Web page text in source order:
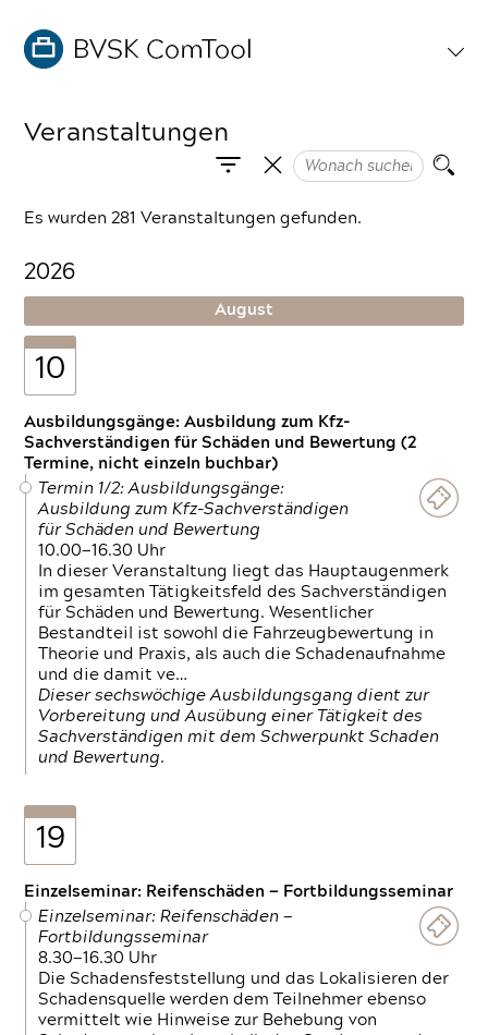
Veranstaltungen
Es wurden 281 Veranstaltungen gefunden.
2026
August
10
Ausbildungsgänge: Ausbildung zum Kfz-
Sachverständigen für Schäden und Bewertung (2
Termine, nicht einzeln buchbar)
Termin 1/2: Ausbildungsgänge:
Ausbildung zum Kfz-Sachverständigen
für Schäden und Bewertung
10.00—16.30 Uhr
In dieser Veranstaltung liegt das Hauptaugenmerk
im gesamten Tätigkeitsfeld des Sachverständigen
für Schäden und Bewertung. Wesentlicher
Bestandteil ist sowohl die Fahrzeugbewertung in
Theorie und Praxis, als auch die Schadenaufnahme
und die damit ve…
Dieser sechswöchige Ausbildungsgang dient zur
Vorbereitung und Ausübung einer Tätigkeit des
Sachverständigen mit dem Schwerpunkt Schaden
und Bewertung.
19
Einzelseminar: Reifenschäden — Fortbildungsseminar
Einzelseminar: Reifenschäden —
Fortbildungsseminar
8.30—16.30 Uhr
Die Schadensfeststellung und das Lokalisieren der
Schadensquelle werden dem Teilnehmer ebenso
vermittelt wie Hinweise zur Behebung von